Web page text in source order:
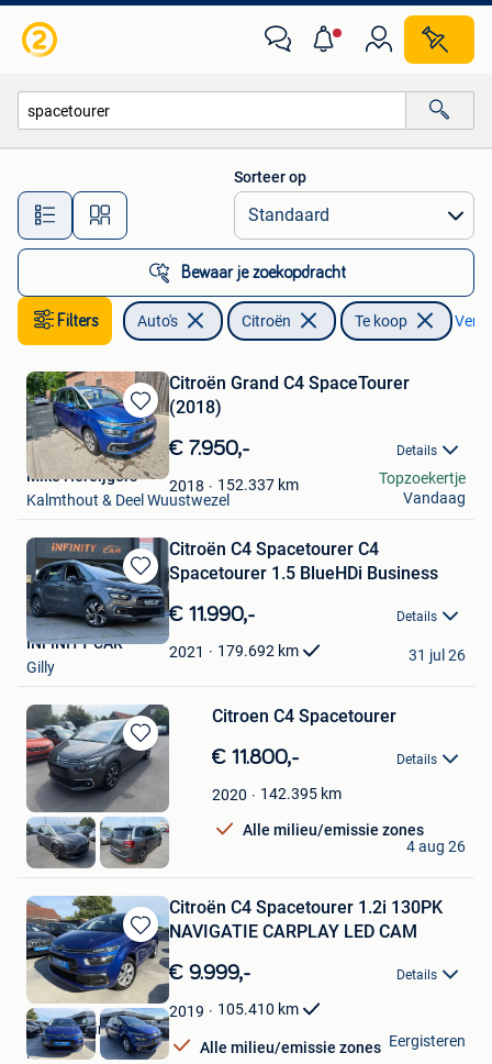
Alle afstanden…
Sorteer op
Bewaar je zoekopdracht
Filters Auto's Citroën Te koop
Bewaren
in
Mijn
Favorieten
Citroën Grand C4 SpaceTourer
(2018)
€ 7.950,- Details
2018 152.337 km
Mike Hereijgers
Kalmthout & Deel Wuustwezel
Topzoekertje
Vandaag
Bewaren
in
Mijn
Favorieten
Citroën C4 Spacetourer C4
Spacetourer 1.5 BlueHDi Business
€ 11.990,- Details
2021 179.692 km
INFINITY CAR
Gilly
31 jul 26
Bewaren
in
Mijn
Favorieten
Citroen C4 Spacetourer
€ 11.800,- Details
2020 142.395 km
Alle milieu/emissie zones
BK Cars
Menen
4 aug 26
Bewaren
in
Mijn
Favorieten
Citroën C4 Spacetourer 1.2i 130PK
NAVIGATIE CARPLAY LED CAM
€ 9.999,- Details
2019 105.410 km
Alle milieu/emissie zones
KGT Trading BV
Ninove
Eergisteren